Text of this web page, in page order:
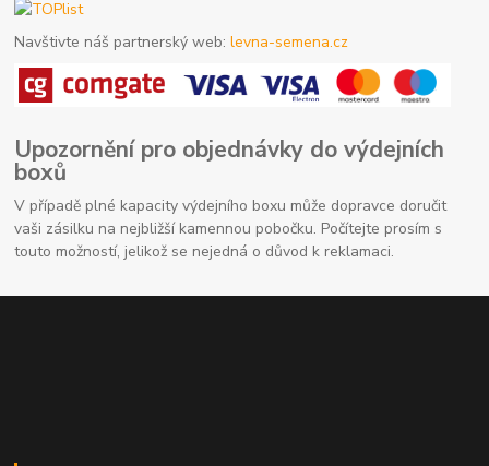
Navštivte náš partnerský web:levna-semena.cz
Upozornění pro objednávky do výdejních
boxů
V případě plné kapacity výdejního boxu může dopravce doručit
vaši zásilku na nejbližší kamennou pobočku. Počítejte prosím s
touto možností, jelikož se nejedná o důvod k reklamaci.